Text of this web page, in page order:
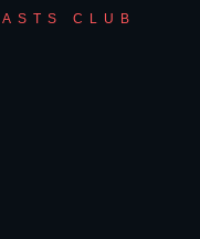
CLUB